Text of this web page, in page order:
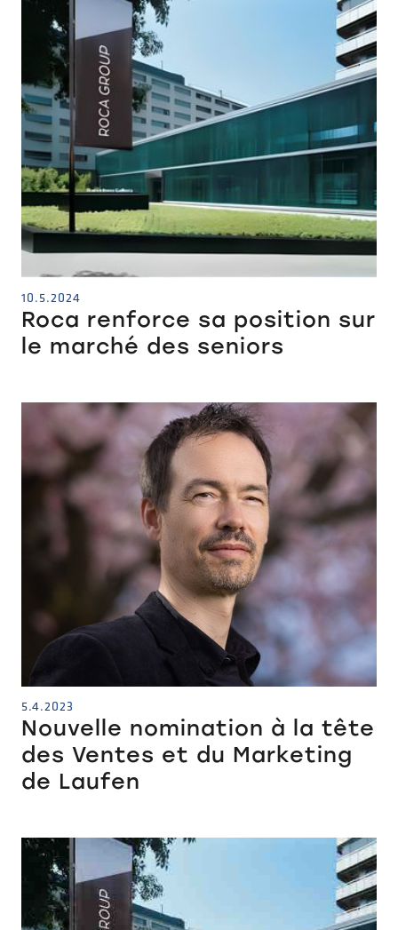
10.5.2024
Roca renforce sa position sur
le marché des seniors
5.4.2023
Nouvelle nomination à la tête
des Ventes et du Marketing
de Laufen